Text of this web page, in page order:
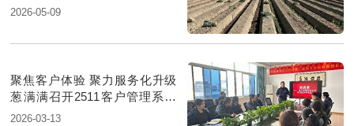
2026-05-09
聚焦客户体验 聚力服务化升级
葱满满召开2511客户管理系统
搭建共识会
2026-03-13